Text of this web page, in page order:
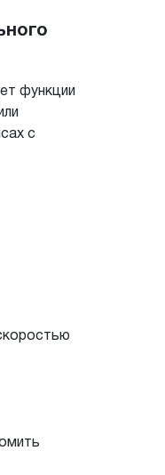
функции
с